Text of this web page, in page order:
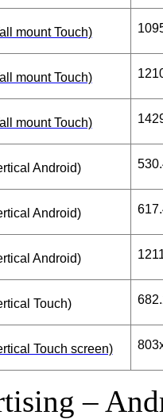
mount Touch)
mount Touch)
mount Touch)
Android)
Android)
Android)
Touch)
Touch screen)
–